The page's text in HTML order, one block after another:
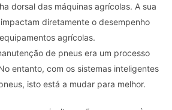
dorsal das máquinas agrícolas. A sua
diretamente o desempenho
agrícolas.
de pneus era um processo
entanto, com os sistemas inteligentes
isto está a mudar para melhor.